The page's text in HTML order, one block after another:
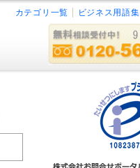
カテゴリ一覧 ビジネス用語集